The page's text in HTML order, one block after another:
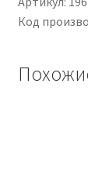
Код